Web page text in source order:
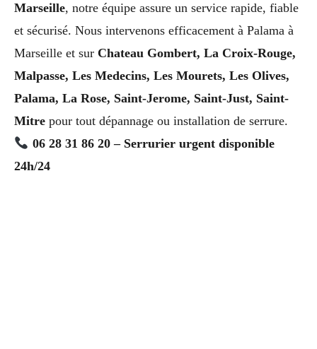
Marseille, notre équipe assure un service rapide, fiable
et sécurisé. Nous intervenons efficacement à Palama à
Marseille et sur Chateau Gombert, La Croix-Rouge,
Malpasse, Les Medecins, Les Mourets, Les Olives,
Palama, La Rose, Saint-Jerome, Saint-Just, Saint-
Mitre pour tout dépannage ou installation de serrure.
06 28 31 86 20 – Serrurier urgent disponible
24h/24